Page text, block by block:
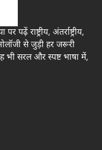
पढ़ें राष्ट्रीय, अंतर्राष्ट्रीय,
से जुड़ी हर जरूरी
सरल और स्पष्ट भाषा में,